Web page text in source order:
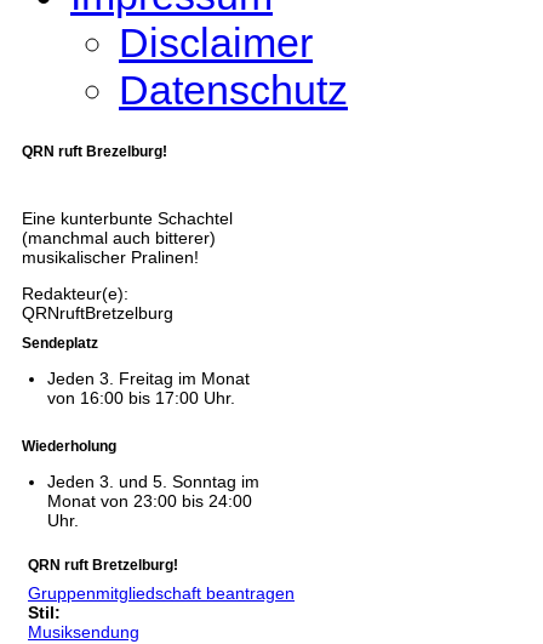
Disclaimer
Datenschutz
QRN ruft Brezelburg!
Eine kunterbunte Schachtel
(manchmal auch bitterer)
musikalischer Pralinen!
Redakteur(e):
QRNruftBretzelburg
Sendeplatz
Jeden 3. Freitag im Monat
von 16:00 bis 17:00 Uhr.
Wiederholung
Jeden 3. und 5. Sonntag im
Monat von 23:00 bis 24:00
Uhr.
QRN ruft Bretzelburg!
Gruppenmitgliedschaft beantragen
Stil:
Musiksendung